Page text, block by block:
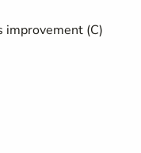
improvement (C)